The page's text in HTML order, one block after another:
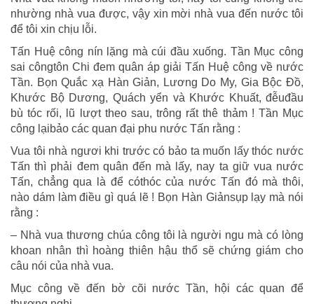
nhường nhà vua được, vậy xin mời nhà vua đến nước tôi
để tôi xin chịu lỗi.
Tấn Huệ công nín lặng mà cúi đầu xuống. Tần Mục công
sai côngtôn Chi đem quân áp giải Tấn Huệ công về nước
Tần. Bọn Quắc xạ Hàn Giản, Lương Do My, Gia Bộc Đồ,
Khước Bộ Dương, Quách yển và Khước Khuất, đễuđầu
bù tóc rối, lũ lượt theo sau, trông rất thê thảm ! Tần Mục
công lạibảo các quan đại phu nước Tấn rằng :
Vua tôi nhà ngươi khi trước có bảo ta muốn lấy thóc nước
Tấn thì phải đem quân đến mà lấy, nay ta giữ vua nước
Tấn, chẳng qua là để cóthóc của nước Tấn đó mà thôi,
nào dám làm điều gì quá lẽ ! Bọn Hàn Giảnsụp lạy mà nói
rằng :
– Nhà vua thương chúa công tôi là người ngu mà có lòng
khoan nhân thì hoàng thiên hậu thổ sẽ chứng giám cho
câu nói của nhà vua.
Mục công về đến bờ cõi nước Tần, hội các quan để